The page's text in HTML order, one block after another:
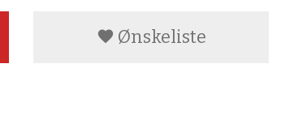
Ønskeliste